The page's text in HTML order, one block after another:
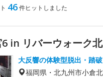
46件ヒットしました
in リバーウォーク
大反響の体験型脱出・踏
福岡県・北九州市小倉